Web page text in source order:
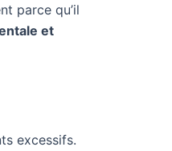
parce qu’il
et
excessifs.